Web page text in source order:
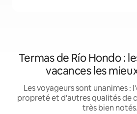
Termas de Río Hondo :
vacances les
Les voyageurs sont unanimes :
propreté et d'autres qualités de
très bien notés.